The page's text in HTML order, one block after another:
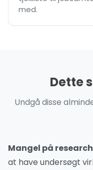
med.
Dette
Undgå disse
Mangel på
at have undersøgt